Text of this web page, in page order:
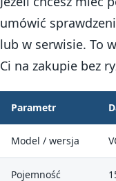
umówić
lub w serwisie. To
Ci na zakupie bez
Parametr
Model / wersja
Pojemność